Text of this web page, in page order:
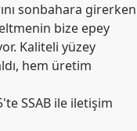
sonbahara girerken
bize epey
Kaliteli yüzey
hem üretim
SSAB ile iletişim